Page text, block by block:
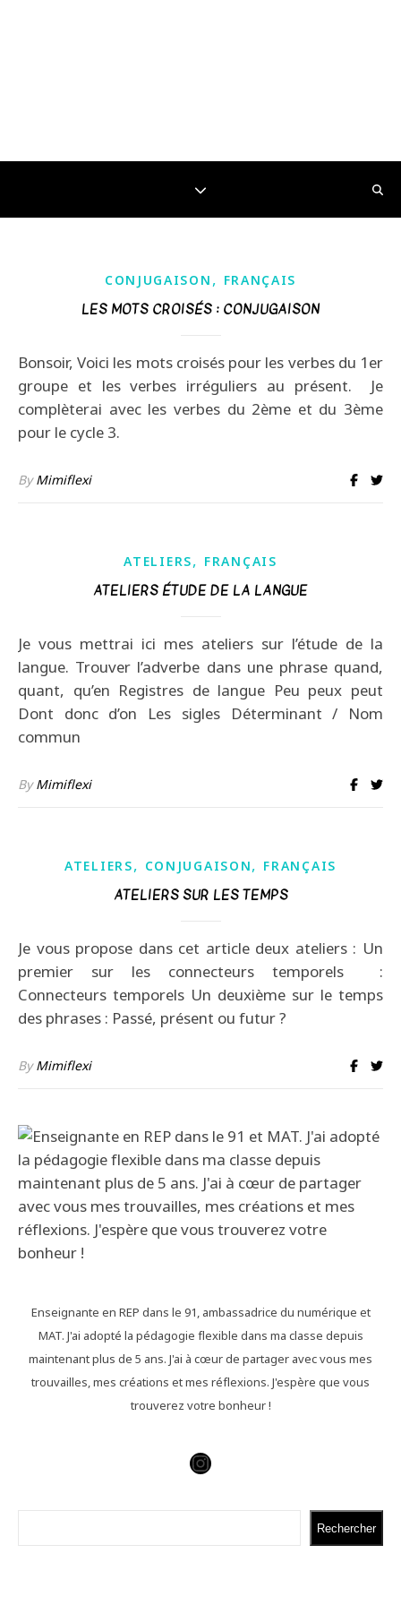
CONJUGAISON , FRANÇAIS
LES MOTS CROISÉS : CONJUGAISON
Bonsoir, Voici les mots croisés pour les verbes du 1er
groupe et les verbes irréguliers au présent. Je
complèterai avec les verbes du 2ème et du 3ème
pour le cycle 3.
ByMimiflexi
ATELIERS, FRANÇAIS
ATELIERS ÉTUDE DE LA LANGUE
Je vous mettrai ici mes ateliers sur l’étude de la
langue. Trouver l’adverbe dans une phrase quand,
quant, qu’en Registres de langue Peu peux peut
Dont donc d’on Les sigles Déterminant / Nom
commun
ByMimiflexi
ATELIERS, CONJUGAISON, FRANÇAIS
ATELIERS SUR LES TEMPS
Je vous propose dans cet article deux ateliers : Un
premier sur les connecteurs temporels :
Connecteurs temporels Un deuxième sur le temps
des phrases : Passé, présent ou futur ?
ByMimiflexi
Enseignante en REP dans le 91, ambassadrice du numérique et
MAT. J'ai adopté la pédagogie flexible dans ma classe depuis
maintenant plus de 5 ans. J'ai à cœur de partager avec vous mes
trouvailles, mes créations et mes réflexions. J'espère que vous
trouverez votre bonheur !
Instagram
Rechercher